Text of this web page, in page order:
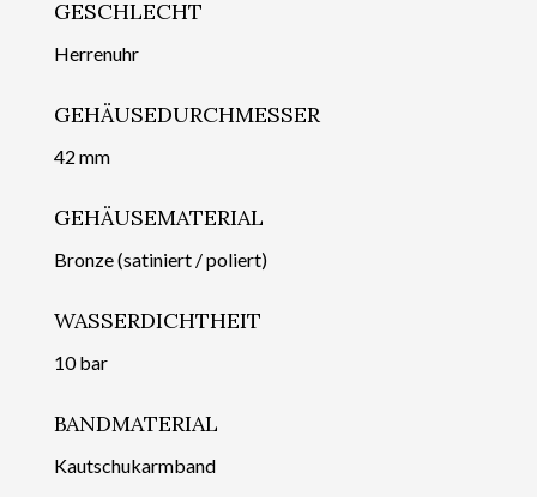
GESCHLECHT
Herrenuhr
GEHÄUSEDURCHMESSER
42 mm
GEHÄUSEMATERIAL
Bronze (satiniert / poliert)
WASSERDICHTHEIT
10 bar
BANDMATERIAL
Kautschukarmband